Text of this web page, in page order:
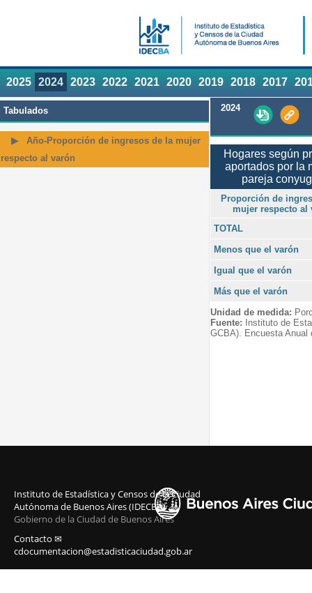
2025 2024 2023 2022 2021 2020 2019 2018 2017
Tabulados
Año-Proporción de ingresos de la mujer
respecto al varón
2024
Hogares según
aportados por la
pareja
Proporción de
mujer respecto al
TOTAL
Menos que el varón
Igual que el varón
Más que el varón
Unidad de medida:
Fuente: Instituto de
GCBA). Encuesta Anual
Instituto de Estadística y Censos de la Ciudad
Autónoma de Buenos Aires (IDECBA)
Gobierno de la Ciudad de Buenos Aires
Contacto ✉
cdocumentacion@estadisticaciudad.gob.ar